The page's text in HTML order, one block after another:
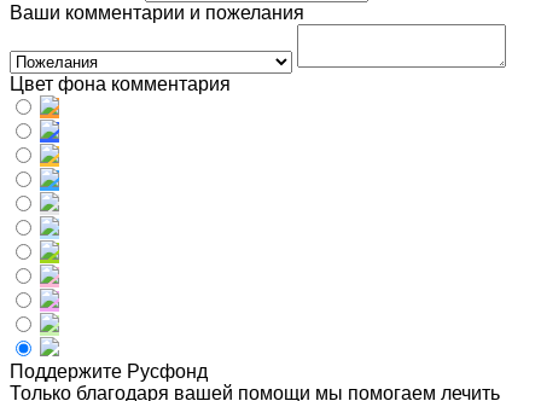
Ваши комментарии и пожелания
Цвет фона комментария
Поддержите Русфонд
Только благодаря вашей помощи мы помогаем лечить